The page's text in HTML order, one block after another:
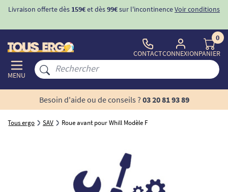
Livraison offerte dès 159€et dès99€sur l'incontinenceVoir conditions
MENU
CONTACTCONNEXION
0
PANIER
Besoin d'aide ou de conseils ? 03 20 81 93 89
Tous ergo SAV Roue avant pour Whill Modèle F